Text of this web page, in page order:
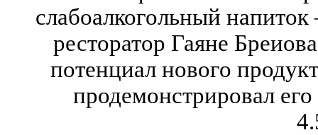
слабоалкогольный
ресторатор Гаяне
потенциал нового
продемонстрировал